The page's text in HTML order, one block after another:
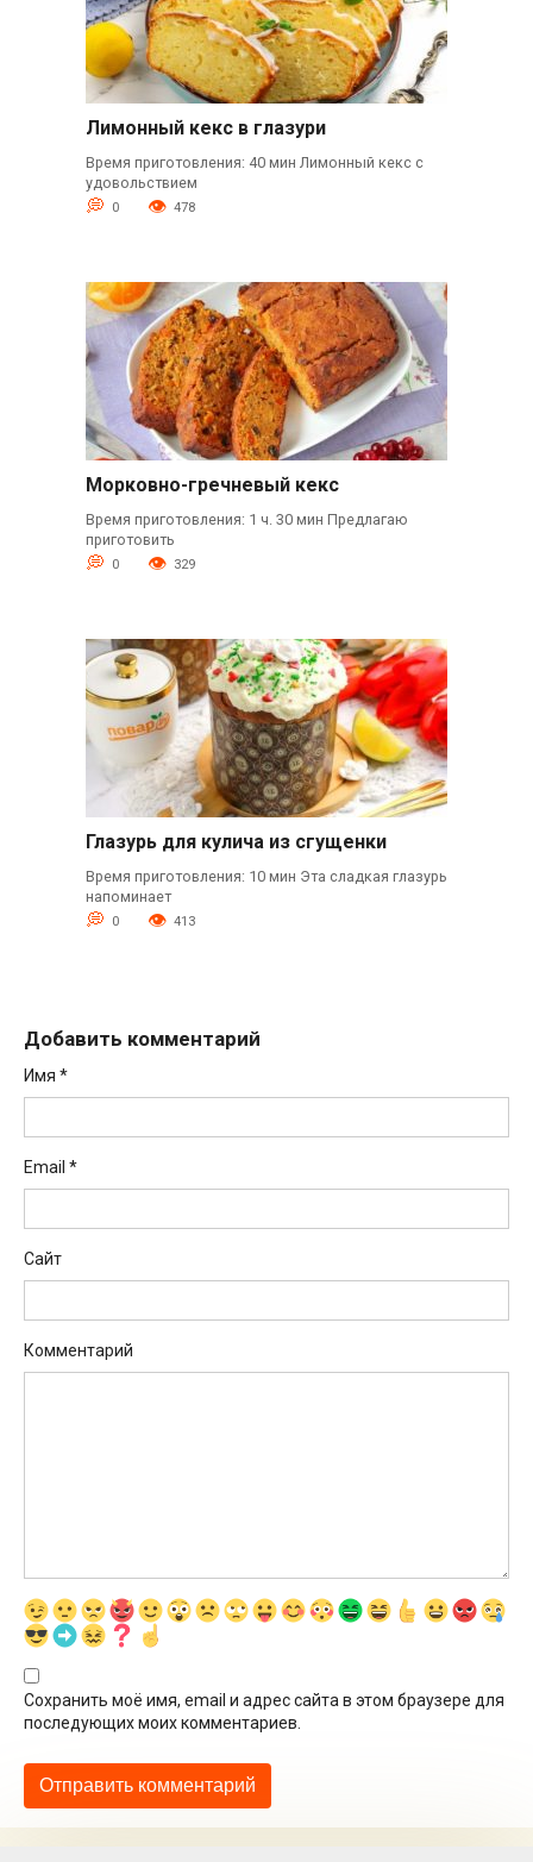
Лимонный кекс в глазури
Время приготовления: 40 мин Лимонный кекс с
удовольствием
0 478
Морковно-гречневый кекс
Время приготовления: 1 ч. 30 мин Предлагаю
приготовить
0 329
Глазурь для кулича из сгущенки
Время приготовления: 10 мин Эта сладкая глазурь
напоминает
0 413
Добавить комментарий
Имя *
Email *
Сайт
Комментарий
Сохранить моё имя, email и адрес сайта в этом браузере для
последующих моих комментариев.